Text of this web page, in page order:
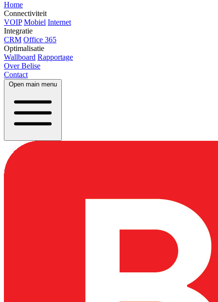
Home
Connectiviteit
VOIP Mobiel Internet
Integratie
CRM Office 365
Optimalisatie
Wallboard Rapportage
Over Belise
Contact
Open main menu